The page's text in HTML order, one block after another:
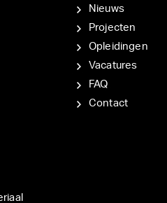
Nieuws
Projecten
Opleidingen
Vacatures
FAQ
Contact